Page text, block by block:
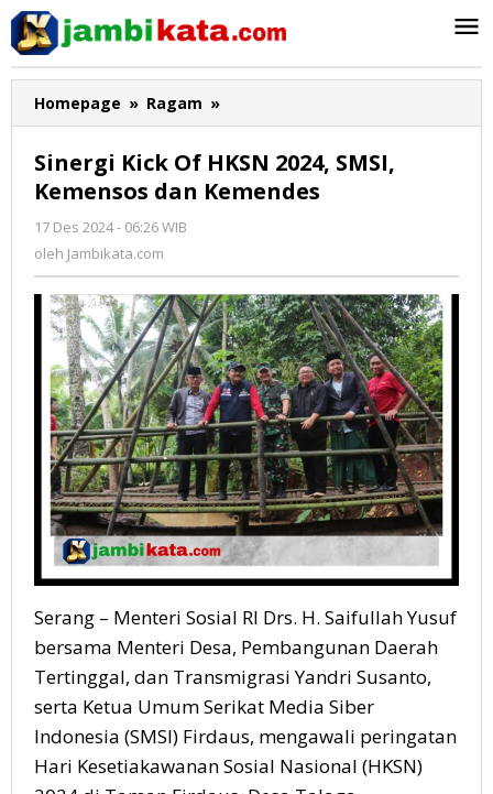
Lewati
konten
Homepage » Ragam »
Kick
HKSN
2024,
Sinergi Kick Of HKSN 2024, SMSI,
Kemensos dan Kemendes
17 Des 2024 - 06:26 WIB
oleh Jambikata.com
Serang – Menteri Sosial RI Drs. H. Saifullah Yusuf
bersama Menteri Desa, Pembangunan Daerah
Tertinggal, dan Transmigrasi Yandri Susanto,
serta Ketua Umum Serikat Media Siber
Indonesia (SMSI) Firdaus, mengawali peringatan
Hari Kesetiakawanan Sosial Nasional (HKSN)